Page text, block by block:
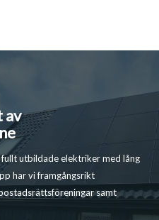
av
utbildade elektriker med lång
har vi framgångsrikt
samt